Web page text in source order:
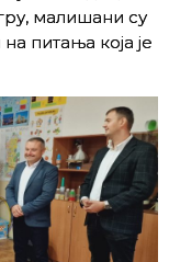
малишани су
питања која је